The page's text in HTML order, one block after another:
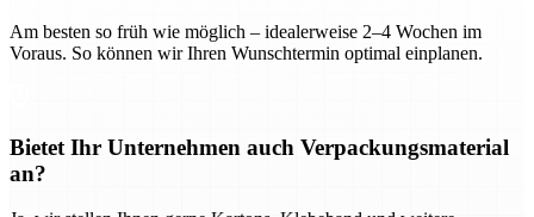
Am besten so früh wie möglich – idealerweise 2–4 Wochen im
Voraus. So können wir Ihren Wunschtermin optimal einplanen.
Bietet Ihr Unternehmen auch Verpackungsmaterial
an?